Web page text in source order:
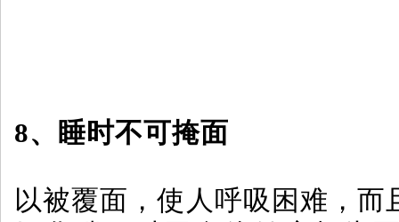
8、睡时不可掩面
以被覆面，使人呼吸困难，